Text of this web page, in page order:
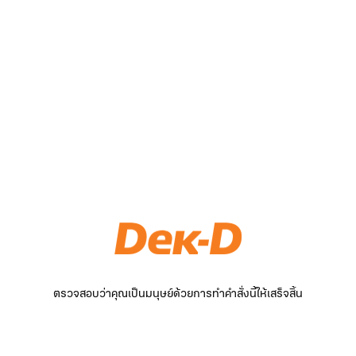
ตรวจสอบว่าคุณเป็นมนุษย์ด้วยการทำคำสั่งนี้ให้เสร็จสิ้น